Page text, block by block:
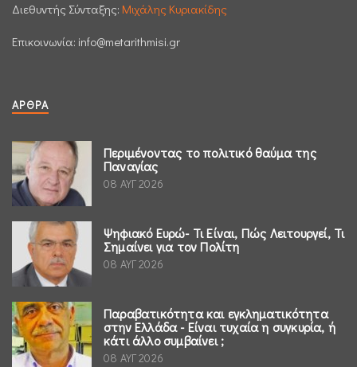
Διεθυντής Σύνταξης: Μιχάλης Κυριακίδης
Επικοινωνία: info@metarithmisi.gr
ΆΡΘΡΑ
Περιμένοντας το πολιτικό θαύμα της
Παναγίας
08 ΑΥΓ 2026
Ψηφιακό Ευρώ- Τι Είναι, Πώς Λειτουργεί, Τι
Σημαίνει για τον Πολίτη
08 ΑΥΓ 2026
Παραβατικότητα και εγκληματικότητα
στην Ελλάδα - Είναι τυχαία η συγκυρία, ή
κάτι άλλο συμβαίνει ;
08 ΑΥΓ 2026